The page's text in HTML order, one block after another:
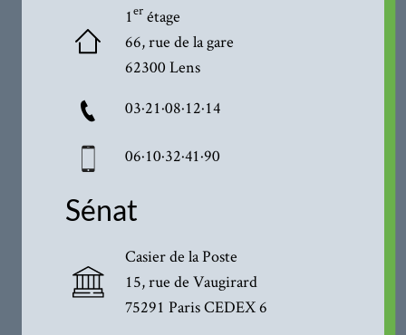
1erétage
66, rue de la gare
62300 Lens
03·21·08·12·14
06·10·32·41·90
Sénat
Casier de la Poste
15, rue de Vaugirard
75291 Paris CEDEX 6